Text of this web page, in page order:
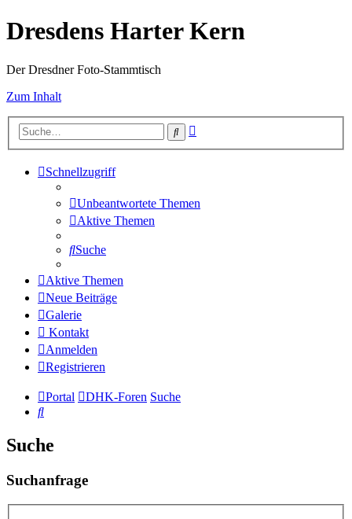
Dresdens Harter Kern
Der Dresdner Foto-Stammtisch
Zum Inhalt
Suche
Schnellzugriff
Unbeantwortete Themen
Aktive Themen
Suche
Aktive Themen
Neue Beiträge
Galerie
Kontakt
Anmelden
Registrieren
Portal DHK-Foren Suche
Suche
Suche
Suchanfrage